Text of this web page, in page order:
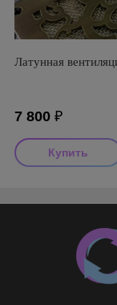
Латунная
7 800 ₽